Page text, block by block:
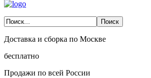
Доставка и сборка по Москве
бесплатно
Продажи по всей России